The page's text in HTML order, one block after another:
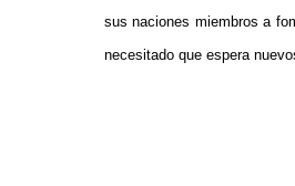
sus naciones miembros a
necesitado que espera